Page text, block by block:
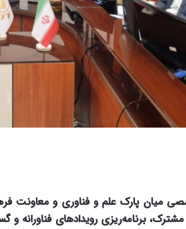
پارک علم و فناوری و معاونت
برنامه‌ریزی رویدادهای فناورانه و